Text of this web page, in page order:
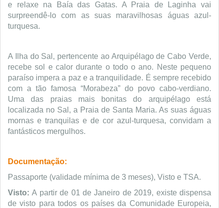
e relaxe na Baía das Gatas. A Praia de Laginha vai
surpreendê-lo com as suas maravilhosas águas azul-
turquesa.
A Ilha do Sal, pertencente ao Arquipélago de Cabo Verde,
recebe sol e calor durante o todo o ano. Neste pequeno
paraíso impera a paz e a tranquilidade. É sempre recebido
com a tão famosa “Morabeza” do povo cabo-verdiano.
Uma das praias mais bonitas do arquipélago está
localizada no Sal, a Praia de Santa Maria. As suas águas
mornas e tranquilas e de cor azul-turquesa, convidam a
fantásticos mergulhos.
Documentação:
Passaporte (validade mínima de 3 meses), Visto e TSA.
Visto: A partir de 01 de Janeiro de 2019, existe dispensa
de visto para todos os países da Comunidade Europeia,